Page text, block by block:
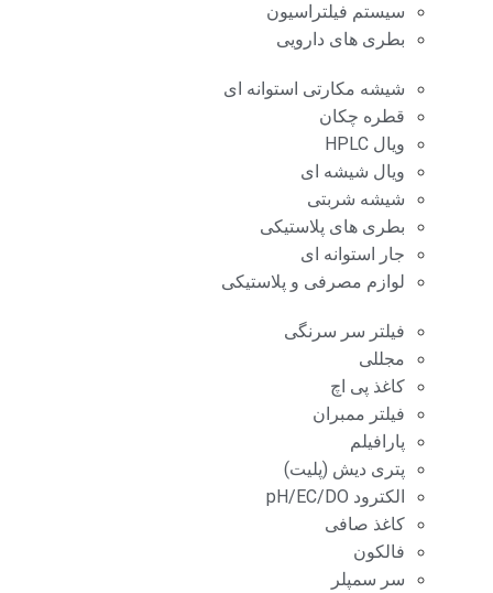
سیستم فیلتراسیون
بطری های دارویی
شیشه مکارتی استوانه ای
قطره چکان
ویال HPLC
ویال شیشه ای
شیشه شربتی
بطری های پلاستیکی
جار استوانه ای
لوازم مصرفی و پلاستیکی
فیلتر سر سرنگی
مجللی
کاغذ پی اچ
فیلتر ممبران
پارافیلم
پتری دیش (پلیت)
الکترود pH/EC/DO
کاغذ صافی
فالکون
سر سمپلر